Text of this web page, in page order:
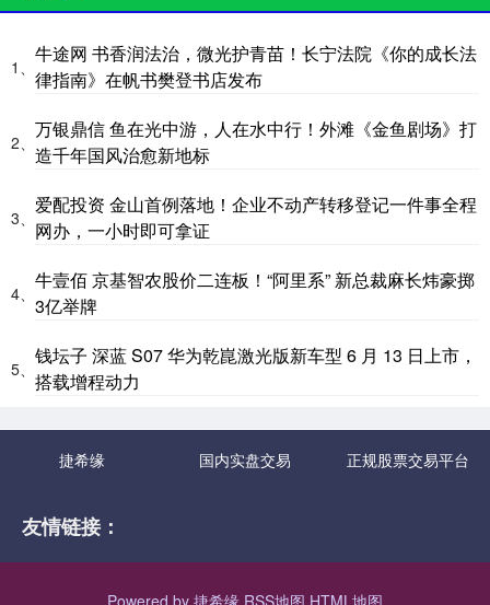
1、
牛途网 书香润法治，微光护青苗！长宁法院《你的成长法
律指南》在帆书樊登书店发布
2、
万银鼎信 鱼在光中游，人在水中行！外滩《金鱼剧场》打
造千年国风治愈新地标
3、
爱配投资 金山首例落地！企业不动产转移登记一件事全程
网办，一小时即可拿证
4、
牛壹佰 京基智农股价二连板！“阿里系” 新总裁麻长炜豪掷
3亿举牌
5、
钱坛子 深蓝 S07 华为乾崑激光版新车型 6 月 13 日上市，
搭载增程动力
捷希缘 国内实盘交易 正规股票交易平台
友情链接：